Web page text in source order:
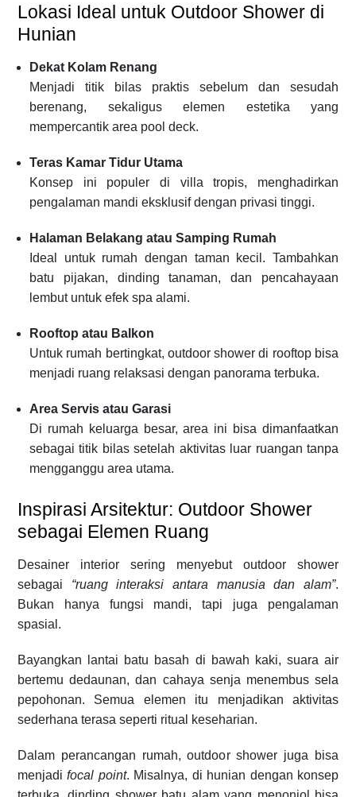
Lokasi Ideal untuk Outdoor Shower di
Hunian
Dekat Kolam Renang
Menjadi titik bilas praktis sebelum dan sesudah
berenang, sekaligus elemen estetika yang
mempercantik area pool deck.
Teras Kamar Tidur Utama
Konsep ini populer di villa tropis, menghadirkan
pengalaman mandi eksklusif dengan privasi tinggi.
Halaman Belakang atau Samping Rumah
Ideal untuk rumah dengan taman kecil. Tambahkan
batu pijakan, dinding tanaman, dan pencahayaan
lembut untuk efek spa alami.
Rooftop atau Balkon
Untuk rumah bertingkat, outdoor shower di rooftop bisa
menjadi ruang relaksasi dengan panorama terbuka.
Area Servis atau Garasi
Di rumah keluarga besar, area ini bisa dimanfaatkan
sebagai titik bilas setelah aktivitas luar ruangan tanpa
mengganggu area utama.
Inspirasi Arsitektur: Outdoor Shower
sebagai Elemen Ruang
Desainer interior sering menyebut outdoor shower
sebagai “ruang interaksi antara manusia dan alam”.
Bukan hanya fungsi mandi, tapi juga pengalaman
spasial.
Bayangkan lantai batu basah di bawah kaki, suara air
bertemu dedaunan, dan cahaya senja menembus sela
pepohonan. Semua elemen itu menjadikan aktivitas
sederhana terasa seperti ritual keseharian.
Dalam perancangan rumah, outdoor shower juga bisa
menjadifocal point. Misalnya, di hunian dengan konsep